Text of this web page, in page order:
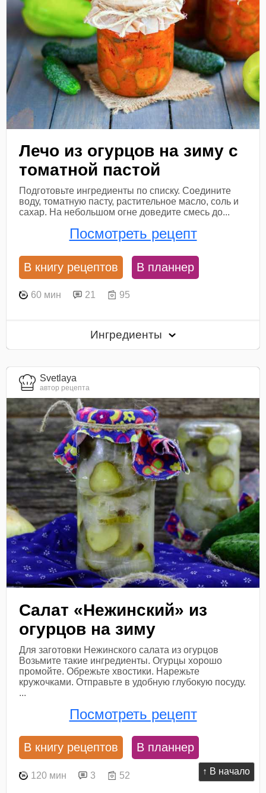
↑ В начало
Лечо из огурцов на зиму с
томатной пастой
Подготовьте ингредиенты по списку. Соедините
воду, томатную пасту, растительное масло, соль и
сахар. На небольшом огне доведите смесь до...
Посмотреть рецепт
В книгу рецептов В планнер
60 мин 21 95
Ингредиенты
Svetlaya
автор рецепта
Салат «Нежинский» из
огурцов на зиму
Для заготовки Нежинского салата из огурцов
Возьмите такие ингредиенты. Огурцы хорошо
промойте. Обрежьте хвостики. Нарежьте
кружочками. Отправьте в удобную глубокую посуду.
...
Посмотреть рецепт
В книгу рецептов В планнер
120 мин 3 52